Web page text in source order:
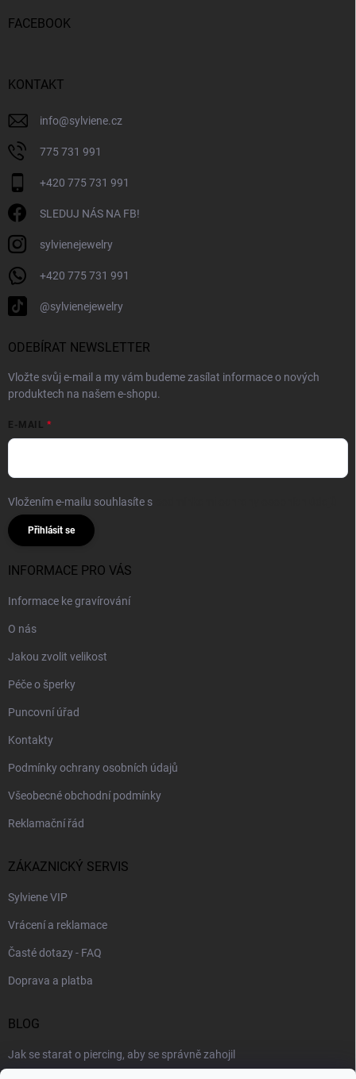
FACEBOOK
KONTAKT
info@sylviene.cz
775 731 991
+420 775 731 991
SLEDUJ NÁS NA FB!
sylvienejewelry
+420 775 731 991
@sylvienejewelry
ODEBÍRAT NEWSLETTER
Vložte svůj e-mail a my vám budeme zasílat informace o nových
produktech na našem e-shopu.
E-MAIL
Vložením e-mailu souhlasíte s
Přihlásit se
INFORMACE PRO VÁS
Informace ke gravírování
O nás
Jakou zvolit velikost
Péče o šperky
Puncovní úřad
Kontakty
Podmínky ochrany osobních údajů
Všeobecné obchodní podmínky
Reklamační řád
ZÁKAZNICKÝ SERVIS
Sylviene VIP
Vrácení a reklamace
Časté dotazy - FAQ
Doprava a platba
BLOG
Jak se starat o piercing, aby se správně zahojil